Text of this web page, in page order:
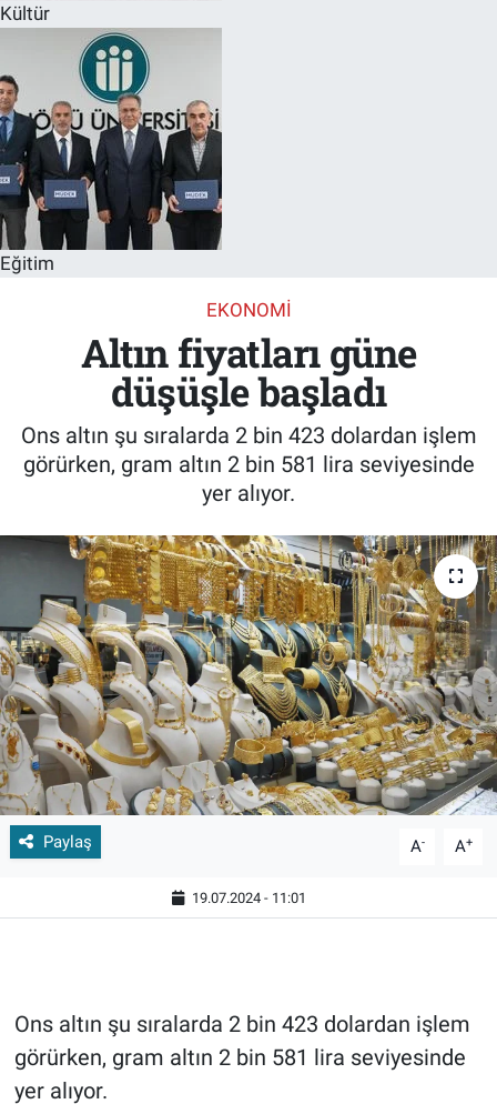
Kültür
Eğitim
EKONOMI
Altın fiyatları güne
düşüşle başladı
Ons altın şu sıralarda 2 bin 423 dolardan işlem
görürken, gram altın 2 bin 581 lira seviyesinde
yer alıyor.
Paylaş A- A+
19.07.2024 - 11:01
Ons altın şu sıralarda 2 bin 423 dolardan işlem
görürken, gram altın 2 bin 581 lira seviyesinde
yer alıyor.